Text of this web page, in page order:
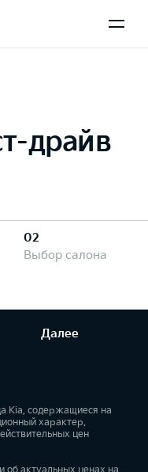
драйв
02
Выбор салона
Далее
Kia, содержащиеся на
характер.
цен